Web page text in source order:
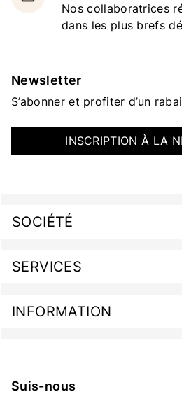
Nos collaboratrices
dans les plus brefs
Newsletter
S’abonner et profiter d’un
INSCRIPTION À LA
SOCIÉTÉ
SERVICES
INFORMATION
Suis-nous